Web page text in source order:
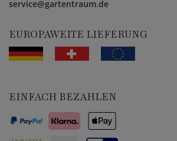
service@gartentraum.de
EUROPAWEITE LIEFERUNG
EINFACH BEZAHLEN